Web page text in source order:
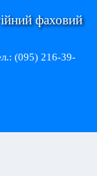
фаховий
(095) 216-39-